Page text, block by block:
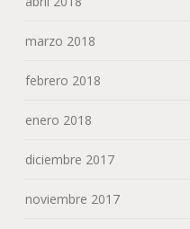
marzo 2018
febrero 2018
enero 2018
diciembre 2017
noviembre 2017